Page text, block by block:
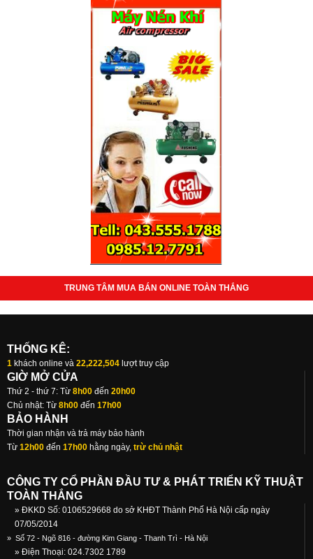
TRUNG TÂM MUA BÁN ONLINE TOÀN THẮNG
THỐNG KÊ:
1 khách online và 22,222,504 lượt truy cập
GIỜ MỞ CỬA
Thứ 2 - thứ 7: Từ 8h00 đến 20h00
Chủ nhật: Từ 8h00 đến 17h00
BẢO HÀNH
Thời gian nhận và trả máy bảo hành
Từ 12h00 đến 17h00 hằng ngày, trừ chủ nhật
CÔNG TY CỔ PHẦN ĐẦU TƯ & PHÁT TRIỂN KỸ THUẬT
TOÀN THẮNG
» ĐKKD Số: 0106529668 do sở KHĐT Thành Phố Hà Nội cấp ngày
07/05/2014
» Số 72 - Ngõ 816 - đường Kim Giang - Thanh Trì - Hà Nội
» Điện Thoại: 024.7302 1789